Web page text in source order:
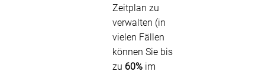
Zeitplan zu
verwalten (in
vielen Fällen
können Sie bis
zu 60% im